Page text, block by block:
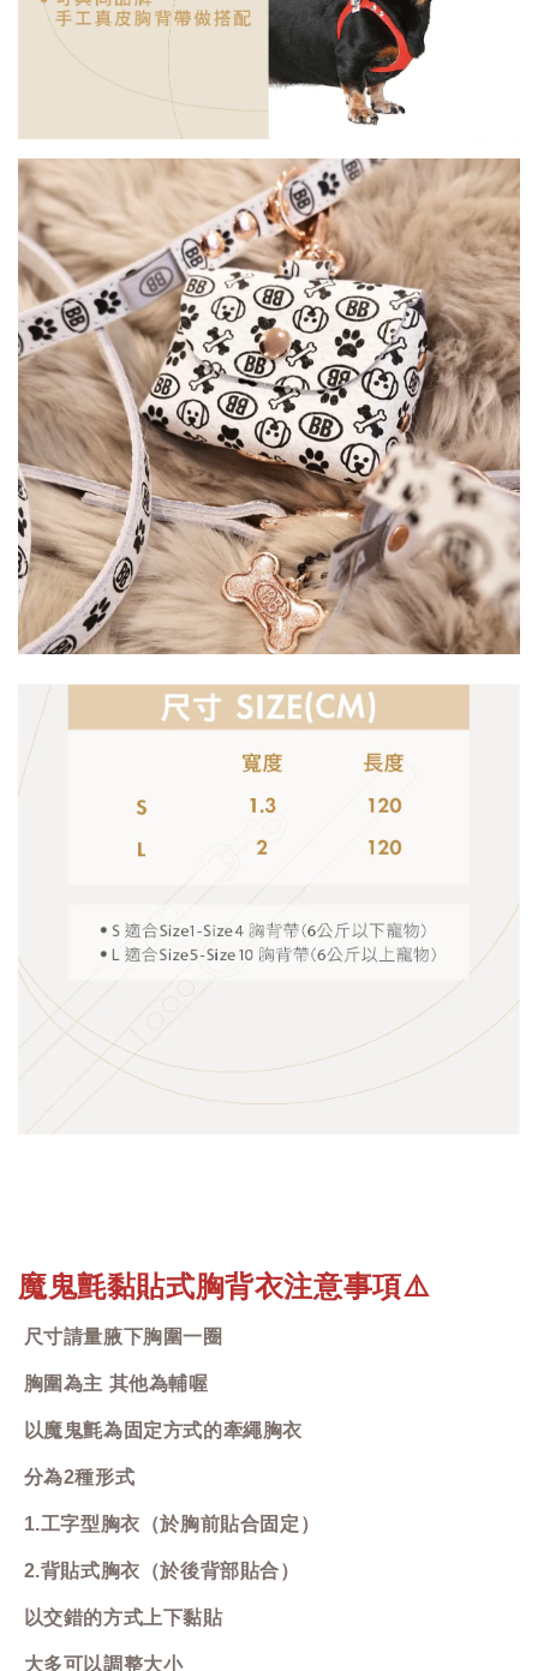
魔鬼氈黏貼式胸背衣注意事項⚠️
尺寸請量腋下胸圍一圈
胸圍為主 其他為輔喔
以魔鬼氈為固定方式的牽繩胸衣
分為2種形式
1.工字型胸衣（於胸前貼合固定）
2.背貼式胸衣（於後背部貼合）
以交錯的方式上下黏貼
大多可以調整大小